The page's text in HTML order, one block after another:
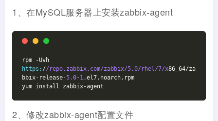
1、在MySQL服务器上安装zabbix-agent
https: //repo.zabbix.com/zabbix/5.0/rhel/7/x86_64/za
bbix-release-5.0-1.el7.noarch.rpm
yum install zabbix-agent
2、修改zabbix-agent配置文件